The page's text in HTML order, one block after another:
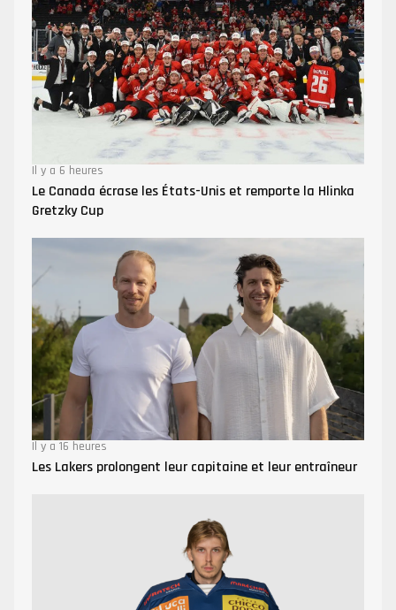
Il y a 6 heures
Le Canada écrase les États-Unis et remporte la Hlinka
Gretzky Cup
Il y a 16 heures
Les Lakers prolongent leur capitaine et leur entraîneur